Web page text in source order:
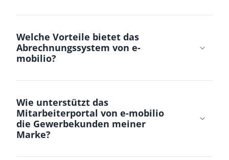
Welche Vorteile bietet das
Abrechnungssystem von e-
mobilio?
Wie unterstützt das
Mitarbeiterportal von e-mobilio
die Gewerbekunden meiner
Marke?